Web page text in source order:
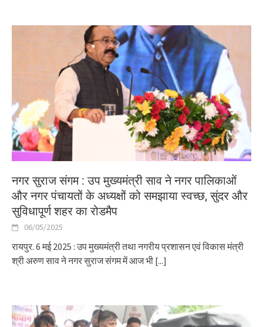
नगर सुराज संगम : उप मुख्यमंत्री साव ने नगर पालिकाओं
और नगर पंचायतों के अध्यक्षों को समझाया स्वच्छ, सुंदर और
सुविधापूर्ण शहर का रोडमैप
06/05/2025
रायपुर. 6 मई 2025 : उप मुख्यमंत्री तथा नगरीय प्रशासन एवं विकास मंत्री
श्री अरुण साव ने नगर सुराज संगम में आज भी [...]